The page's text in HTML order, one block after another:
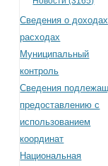
Сведения о доходах,
расходах
Муниципальный
контроль
Сведения
предоставлению с
использованием
координат
Национальная